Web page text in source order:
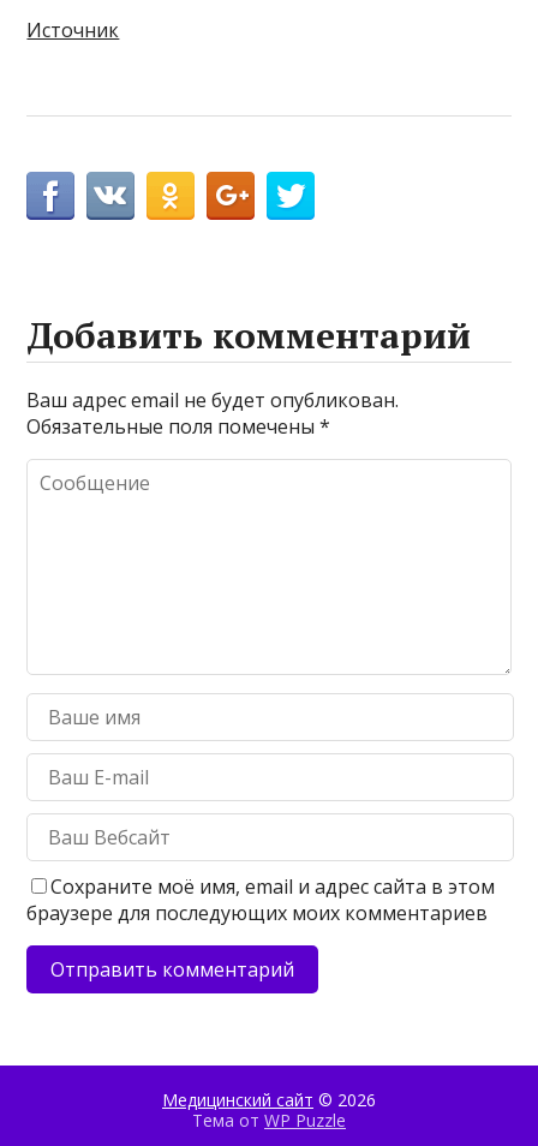
Источник
Добавить комментарий
Ваш адрес email не будет опубликован.
Обязательные поля помечены*
Сохраните моё имя, email и адрес сайта в этом
браузере для последующих моих комментариев
Медицинский сайт © 2026
Тема от WP Puzzle